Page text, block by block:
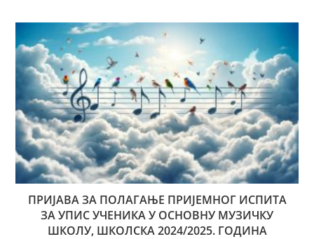
ПРИЈАВА ЗА ПОЛАГАЊЕ ПРИЈЕМНОГ ИСПИТА
ЗА УПИС УЧЕНИКА У ОСНОВНУ МУЗИЧКУ
ШКОЛУ, ШКОЛСКА 2024/2025. ГОДИНА